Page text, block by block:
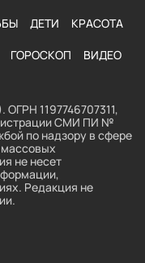
ДЕТИ КРАСОТА
ГОРОСКОП ВИДЕО
1197746707311,
СМИ ПИ №
по надзору в сфере
не несет
Редакция не